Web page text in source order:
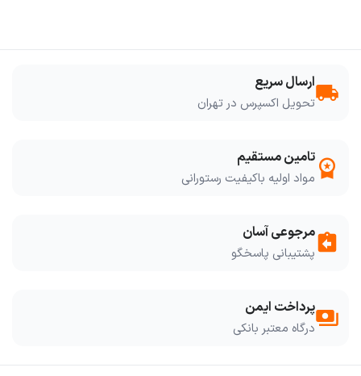
local_shippingارسال سریع
تحویل اکسپرس در تهران
workspace_premium تامین مستقیم
مواد اولیه باکیفیت رستورانی
assignment_returnمرجوعی آسان
پشتیبانی پاسخگو
paymentsپرداخت ایمن
درگاه معتبر بانکی